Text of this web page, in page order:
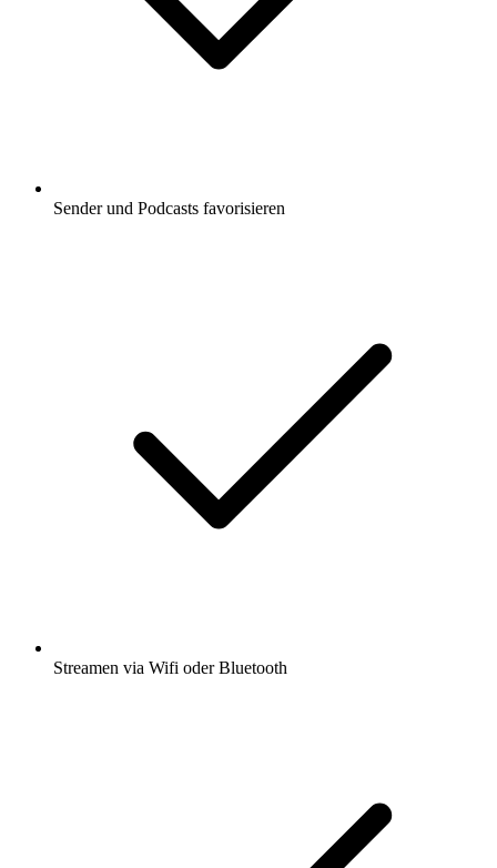
Sender und Podcasts favorisieren
Streamen via Wifi oder Bluetooth